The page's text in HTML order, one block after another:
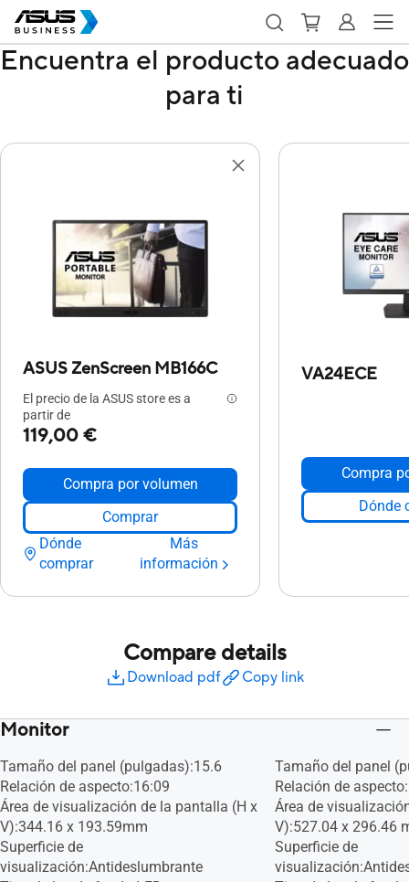
Encuentra el producto adecuado
para ti
ASUS ZenScreen MB166C
El precio de la ASUS store es a
partir de
119,00 €
Compra por volumen
Comprar
Dónde
comprar
Más
información
VA24ECE
Compra
Dónde
Compare details
Download pdf Copy link
Monitor
Tamaño del panel (pulgadas):15.6
Relación de aspecto:16:09
Área de visualización de la pantalla (H x
V):344.16 x 193.59mm
Superficie de
visualización:Antideslumbrante
Tamaño del panel
Relación de
Área de
V):527.04 x 296.46
Superficie de